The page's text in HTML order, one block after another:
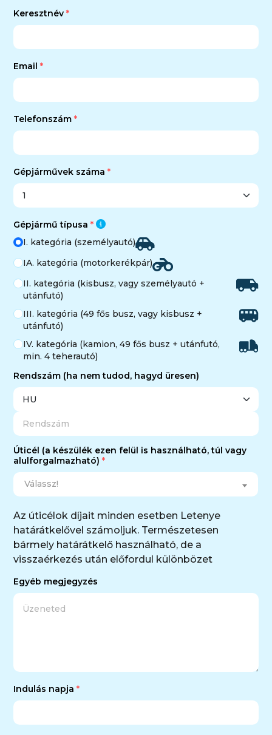
Keresztnév
Email
Telefonszám
Gépjárművek száma
Gépjármű típusa
I. kategória (személyautó)
IA. kategória (motorkerékpár)
II. kategória (kisbusz, vagy személyautó +
utánfutó)
III. kategória (49 fős busz, vagy kisbusz +
utánfutó)
IV. kategória (kamion, 49 fős busz + utánfutó,
min. 4 teherautó)
Rendszám (ha nem tudod, hagyd üresen)
Úticél (a készülék ezen felül is használható, túl vagy
alulforgalmazható)
Válassz!
Az úticélok díjait minden esetben Letenye
határátkelővel számoljuk. Természetesen
bármely határátkelő használható, de a
visszaérkezés után előfordul különbözet
Egyéb megjegyzés
Indulás napja